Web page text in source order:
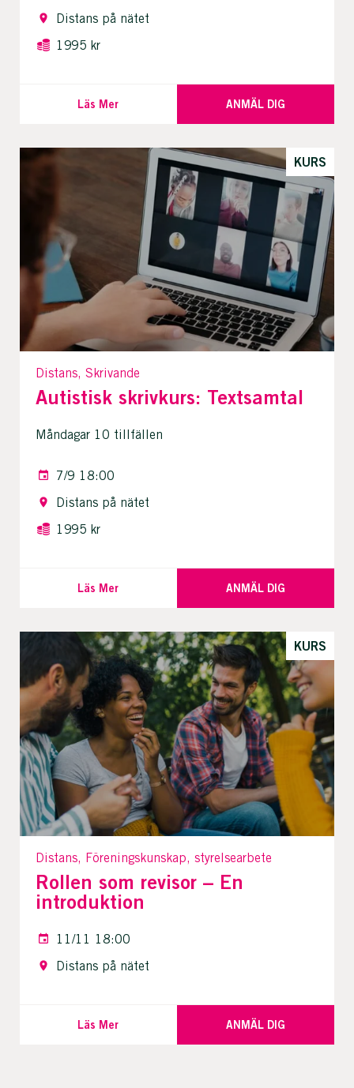
Distans på nätet
1995 kr
Läs Mer ANMÄL DIG
KURS
Distans, Skrivande
Autistisk skrivkurs: Textsamtal
Måndagar 10 tillfällen
7/9 18:00
Distans på nätet
1995 kr
Läs Mer ANMÄL DIG
KURS
Distans, Föreningskunskap, styrelsearbete
Rollen som revisor – En
introduktion
11/11 18:00
Distans på nätet
Läs Mer ANMÄL DIG